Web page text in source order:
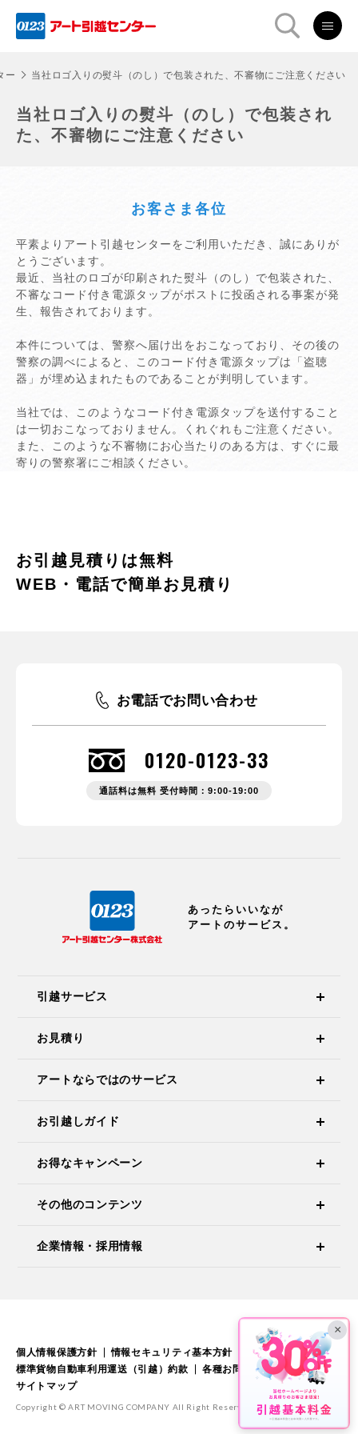
×
ー 当社ロゴ入りの熨斗（のし）で包装された、不審物にご注意ください
当社ロゴ入りの熨斗（のし）で包装され
た、不審物にご注意ください
お客さま各位
平素よりアート引越センターをご利用いただき、誠にありが
とうございます。
最近、当社のロゴが印刷された熨斗（のし）で包装された、
不審なコード付き電源タップがポストに投函される事案が発
生、報告されております。
本件については、警察へ届け出をおこなっており、その後の
警察の調べによると、このコード付き電源タップは「盗聴
器」が埋め込まれたものであることが判明しています。
当社では、このようなコード付き電源タップを送付すること
は一切おこなっておりません。くれぐれもご注意ください。
また、このような不審物にお心当たりのある方は、すぐに最
寄りの警察署にご相談ください。
お引越見積りは無料
WEB・電話で簡単お見積り
お電話でお問い合わせ
0120-0123-33
通話料は無料 受付時間：9:00-19:00
あったらいいなが
アートのサービス。
引越サービス
お見積り
アートならではのサービス
お引越しガイド
お得なキャンペーン
その他のコンテンツ
企業情報・採用情報
個人情報保護方針 情報セキュリティ基本方針
標準引越運送約款
標準貨物自動車利用運送（引越）約款
各種お問い合わせ
サイトマップ
Copyright © ART MOVING COMPANY All Right Reserved.